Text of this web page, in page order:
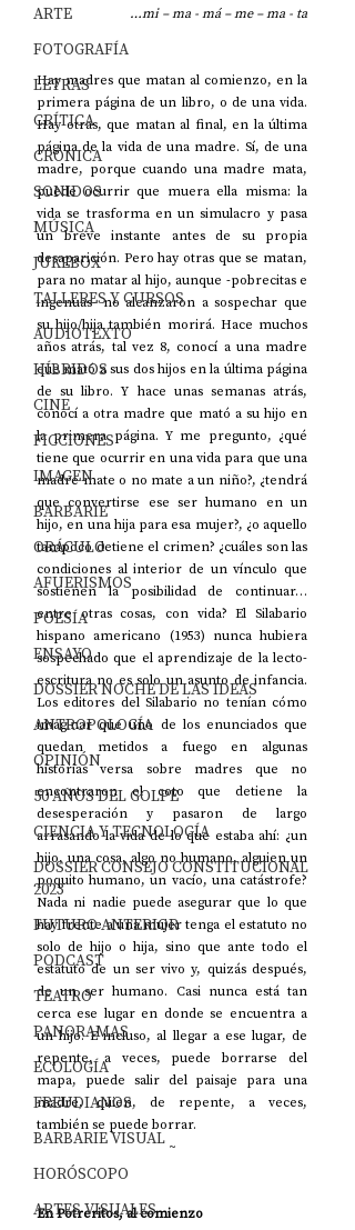
ARTE
FOTOGRAFÍA
LETRAS
CRÍTICA
CRÓNICA
SONIDOS
MÚSICA
JUKEBOX
TALLERES Y CURSOS
AUDIOTEXTO
HÍBRIDOS
CINE
FICCIONES
IMAGEN
BARBARIE
ORÁCULO
AFUERISMOS
POESÍA
ENSAYO
DOSSIER NOCHE DE LAS IDEAS
ANTROPOLOGÍA
OPINIÓN
50 AÑOS DEL GOLPE
CIENCIA Y TECNOLOGÍA
DOSSIER CONSEJO CONSTITUCIONAL
2023
FUTURO ANTERIOR
PODCAST
TEATRO
PANORAMAS
ECOLOGÍA
FREUDIANOS
BARBARIE VISUAL
HORÓSCOPO
ARTES VISUALES
…mi – ma - má – me – ma - ta
Hay madres que matan al comienzo, en la
primera página de un libro, o de una vida.
Hay otras, que matan al final, en la última
página de la vida de una madre. Sí, de una
madre, porque cuando una madre mata,
puede ocurrir que muera ella misma: la
vida se trasforma en un simulacro y pasa
un breve instante antes de su propia
desaparición. Pero hay otras que se matan,
para no matar al hijo, aunque -pobrecitas e
ingenuas- no alcanzaron a sospechar que
su hijo/hija también morirá. Hace muchos
años atrás, tal vez 8, conocí a una madre
que mató a sus dos hijos en la última página
de su libro. Y hace unas semanas atrás,
conocí a otra madre que mató a su hijo en
la primera página. Y me pregunto, ¿qué
tiene que ocurrir en una vida para que una
madre mate o no mate a un niño?, ¿tendrá
que convertirse ese ser humano en un
hijo, en una hija para esa mujer?, ¿o aquello
tampoco detiene el crimen? ¿cuáles son las
condiciones al interior de un vínculo que
sostienen la posibilidad de continuar…
entre otras cosas, con vida? El Silabario
hispano americano (1953) nunca hubiera
sospechado que el aprendizaje de la lecto-
escritura no es solo un asunto de infancia.
Los editores del Silabario no tenían cómo
imaginar que uno de los enunciados que
quedan metidos a fuego en algunas
historias versa sobre madres que no
encontraron el coto que detiene la
desesperación y pasaron de largo
arrasando la vida de lo que estaba ahí: ¿un
hijo, una cosa, algo no humano, alguien un
poquito humano, un vacío, una catástrofe?
Nada ni nadie puede asegurar que lo que
hay frente a una mujer tenga el estatuto no
solo de hijo o hija, sino que ante todo el
estatuto de un ser vivo y, quizás después,
de un ser humano. Casi nunca está tan
cerca ese lugar en donde se encuentra a
un hijo. E incluso, al llegar a ese lugar, de
repente, a veces, puede borrarse del
mapa, puede salir del paisaje para una
madre, quien, de repente, a veces,
también se puede borrar.
~
En Potreritos, al comienzo